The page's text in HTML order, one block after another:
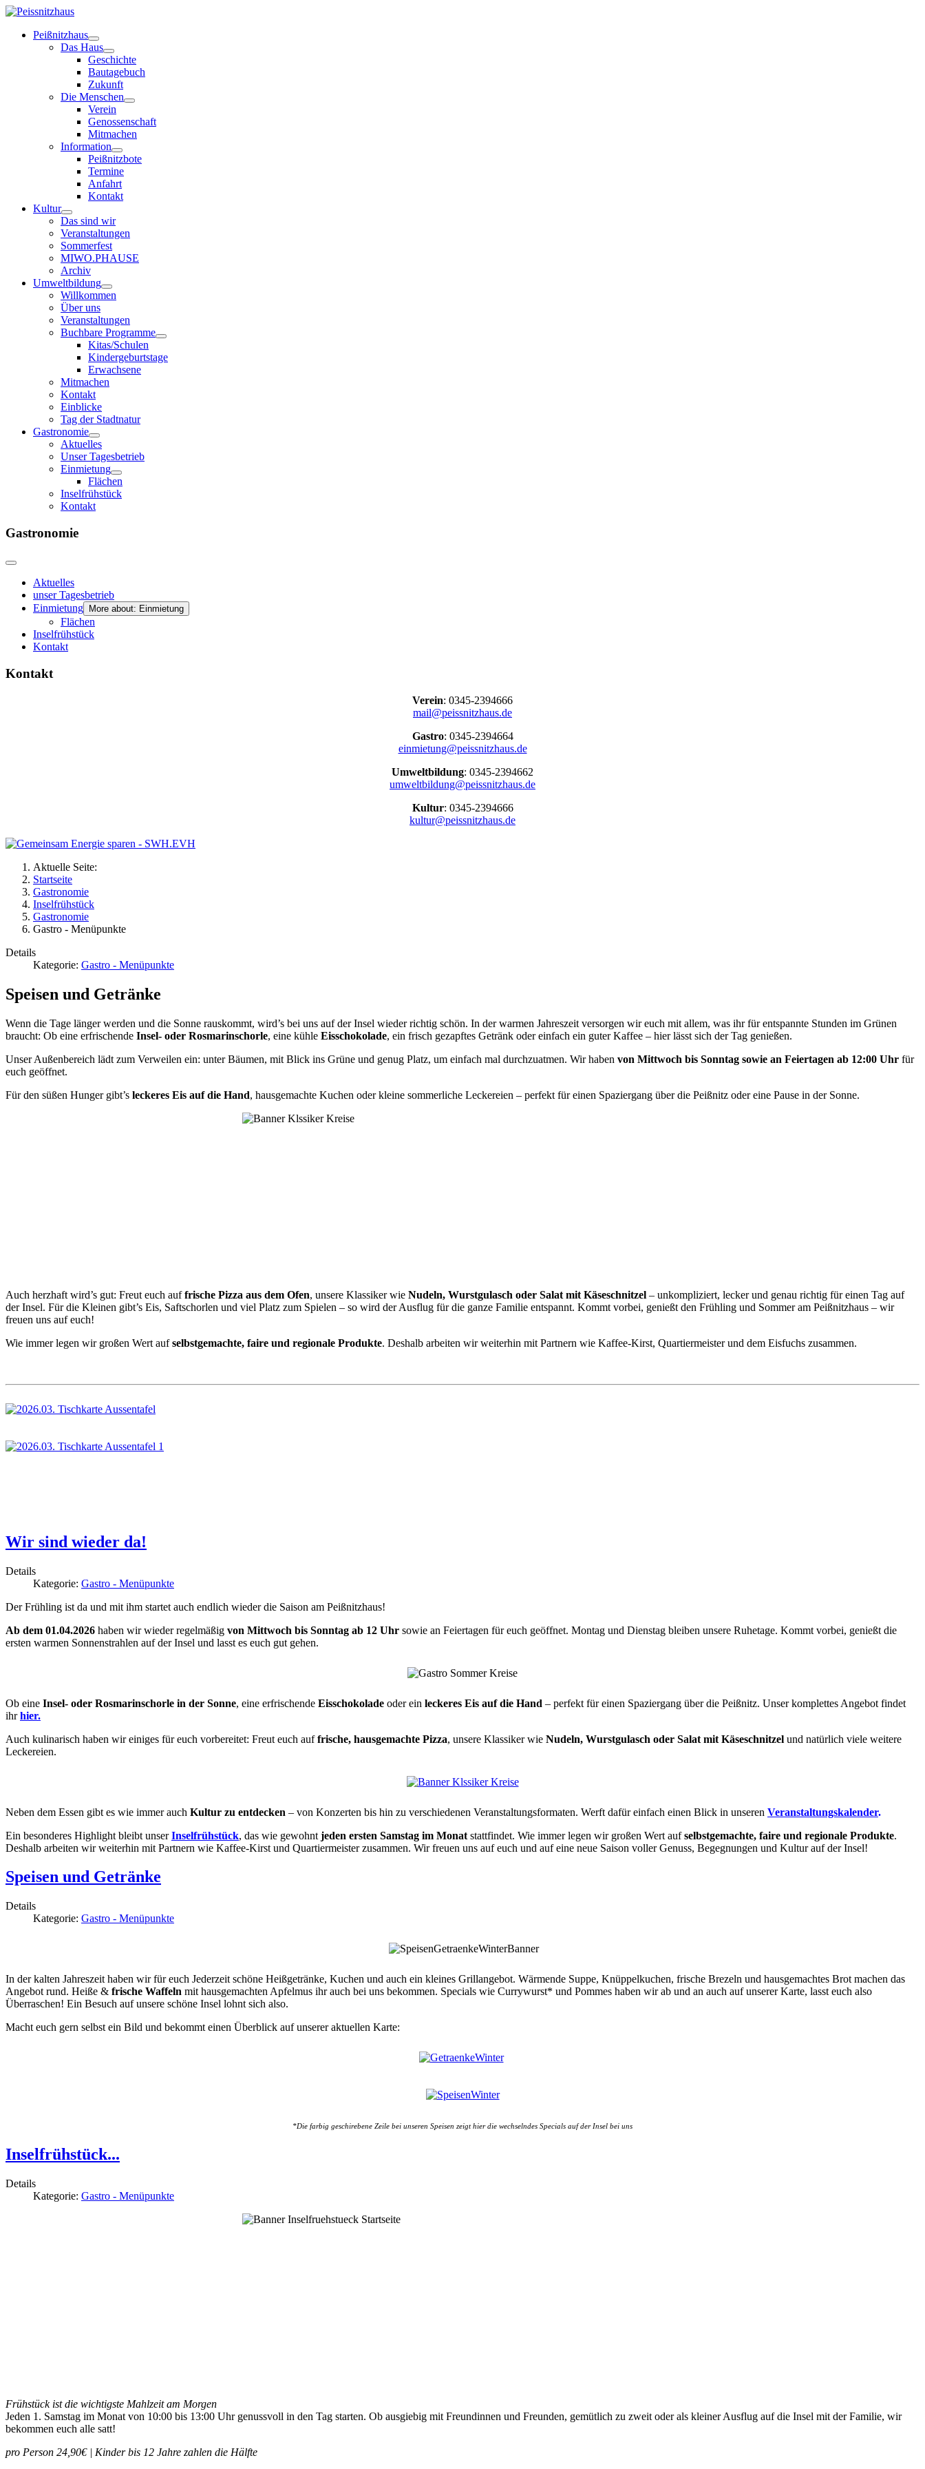
Peißnitzhaus
Das Haus
Geschichte
Bautagebuch
Zukunft
Die Menschen
Verein
Genossenschaft
Mitmachen
Information
Peißnitzbote
Termine
Anfahrt
Kontakt
Kultur
Das sind wir
Veranstaltungen
Sommerfest
MIWO.PHAUSE
Archiv
Umweltbildung
Willkommen
Über uns
Veranstaltungen
Buchbare Programme
Kitas/Schulen
Kindergeburtstage
Erwachsene
Mitmachen
Kontakt
Einblicke
Tag der Stadtnatur
Gastronomie
Aktuelles
Unser Tagesbetrieb
Einmietung
Flächen
Inselfrühstück
Kontakt
Gastronomie
Aktuelles
unser Tagesbetrieb
Einmietung
More about: Einmietung
Flächen
Inselfrühstück
Kontakt
Kontakt
Verein: 0345-2394666
mail@peissnitzhaus.de
Gastro: 0345-2394664
einmietung@peissnitzhaus.de
Umweltbildung: 0345-2394662
umweltbildung@peissnitzhaus.de
Kultur: 0345-2394666
kultur@peissnitzhaus.de
Aktuelle Seite:
Startseite
Gastronomie
Inselfrühstück
Gastronomie
Gastro - Menüpunkte
Details
Kategorie: Gastro - Menüpunkte
Speisen und Getränke
Wenn die Tage länger werden und die Sonne rauskommt, wird’s bei uns auf der Insel wieder richtig schön. In der warmen Jahreszeit versorgen wir euch mit allem, was ihr für entspannte Stunden im Grünen
braucht: Ob eine erfrischende Insel- oder Rosmarinschorle, eine kühle Eisschokolade, ein frisch gezapftes Getränk oder einfach ein guter Kaffee – hier lässt sich der Tag genießen.
Unser Außenbereich lädt zum Verweilen ein: unter Bäumen, mit Blick ins Grüne und genug Platz, um einfach mal durchzuatmen. Wir haben von Mittwoch bis Sonntag sowie an Feiertagen ab 12:00 Uhr für
euch geöffnet.
Für den süßen Hunger gibt’s leckeres Eis auf die Hand, hausgemachte Kuchen oder kleine sommerliche Leckereien – perfekt für einen Spaziergang über die Peißnitz oder eine Pause in der Sonne.
Auch herzhaft wird’s gut: Freut euch auffrische Pizza aus dem Ofen, unsere Klassiker wie Nudeln, Wurstgulasch oder Salat mit Käseschnitzel – unkompliziert, lecker und genau richtig für einen Tag auf
der Insel. Für die Kleinen gibt’s Eis, Saftschorlen und viel Platz zum Spielen – so wird der Ausflug für die ganze Familie entspannt. Kommt vorbei, genießt den Frühling und Sommer am Peißnitzhaus – wir
freuen uns auf euch!
Wie immer legen wir großen Wert aufselbstgemachte, faire und regionale Produkte. Deshalb arbeiten wir weiterhin mit Partnern wie Kaffee-Kirst, Quartiermeister und dem Eisfuchs zusammen.
Wir sind wieder da!
Details
Kategorie: Gastro - Menüpunkte
Der Frühling ist da und mit ihm startet auch endlich wieder die Saison am Peißnitzhaus!
Ab dem 01.04.2026 haben wir wieder regelmäßig von Mittwoch bis Sonntag ab 12 Uhr sowie an Feiertagen für euch geöffnet. Montag und Dienstag bleiben unsere Ruhetage. Kommt vorbei, genießt die
ersten warmen Sonnenstrahlen auf der Insel und lasst es euch gut gehen.
Ob eine Insel- oder Rosmarinschorle in der Sonne, eine erfrischende Eisschokolade oder ein leckeres Eis auf die Hand – perfekt für einen Spaziergang über die Peißnitz. Unser komplettes Angebot findet
ihrhier.
Auch kulinarisch haben wir einiges für euch vorbereitet: Freut euch auffrische, hausgemachte Pizza, unsere Klassiker wie Nudeln, Wurstgulasch oder Salat mit Käseschnitzel und natürlich viele weitere
Leckereien.
Neben dem Essen gibt es wie immer auch Kultur zu entdecken – von Konzerten bis hin zu verschiedenen Veranstaltungsformaten. Werft dafür einfach einen Blick in unseren Veranstaltungskalender.
Ein besonderes Highlight bleibt unserInselfrühstück, das wie gewohnt jeden ersten Samstag im Monat stattfindet. Wie immer legen wir großen Wert aufselbstgemachte, faire und regionale Produkte.
Deshalb arbeiten wir weiterhin mit Partnern wie Kaffee-Kirst und Quartiermeister zusammen. Wir freuen uns auf euch und auf eine neue Saison voller Genuss, Begegnungen und Kultur auf der Insel!
Speisen und Getränke
Details
Kategorie: Gastro - Menüpunkte
In der kalten Jahreszeit haben wir für euch Jederzeit schöne Heißgetränke, Kuchen und auch ein kleines Grillangebot. Wärmende Suppe, Knüppelkuchen, frische Brezeln und hausgemachtes Brot machen das
Angebot rund. Heiße & frische Waffeln mit hausgemachten Apfelmus ihr auch bei uns bekommen. Specials wie Currywurst* und Pommes haben wir ab und an auch auf unserer Karte, lasst euch also
Überraschen! Ein Besuch auf unsere schöne Insel lohnt sich also.
Macht euch gern selbst ein Bild und bekommt einen Überblick auf unserer aktuellen Karte:
*Die farbig geschirebene Zeile bei unseren Speisen zeigt hier die wechselndes Specials auf der Insel bei uns
Inselfrühstück...
Details
Kategorie: Gastro - Menüpunkte
Frühstück ist die wichtigste Mahlzeit am Morgen
Jeden 1. Samstag im Monat von 10:00 bis 13:00 Uhr genussvoll in den Tag starten. Ob ausgiebig mit Freundinnen und Freunden, gemütlich zu zweit oder als kleiner Ausflug auf die Insel mit der Familie, wir
bekommen euch alle satt!
pro Person 24,90€ | Kinder bis 12 Jahre zahlen die Hälfte